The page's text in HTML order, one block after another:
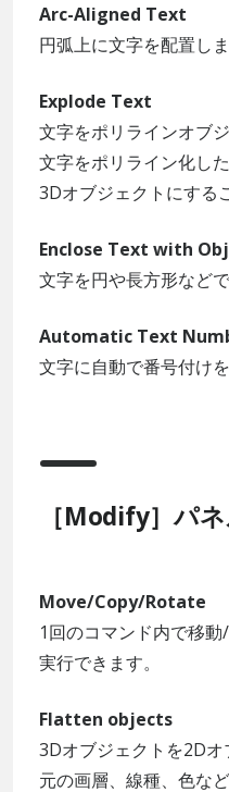
Arc-Aligned Text
円弧上に文字を配置しま
Explode Text
文字をポリラインオブ
文字をポリライン化し
3Dオブジェクトにする
Enclose Text with
文字を円や長方形などで
Automatic Text
文字に自動で番号付けを
［Modify］パ
Move/Copy/Rotate
1回のコマンド内で移
実行できます。
Flatten objects
3Dオブジェクトを2Dオ
元の画層、線種、色な